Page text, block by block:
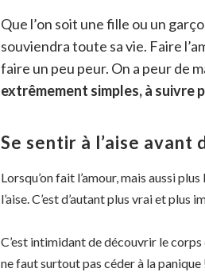
Que l’on soit une fille ou un
souviendra toute sa vie. Faire
faire un peu peur. On a peur de
extrêmement simples, à suivre
Se sentir à l’aise avant
Lorsqu’on fait l’amour, mais aussi
l’aise. C’est d’autant plus vrai et
C’est intimidant de découvrir le corps
ne faut surtout pas céder à la